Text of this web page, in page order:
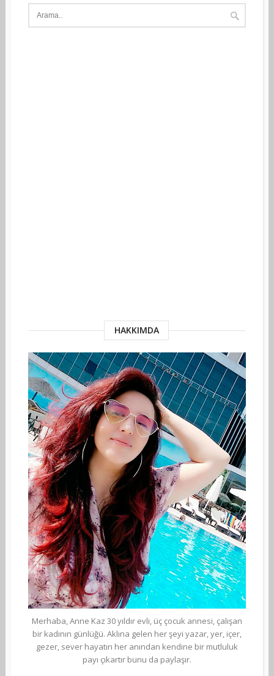
HAKKIMDA
Merhaba, Anne Kaz 30 yıldır evli, üç çocuk annesi, çalışan
bir kadının günlüğü. Aklına gelen her şeyi yazar, yer, içer,
gezer, sever hayatın her anından kendine bir mutluluk
payı çıkartır bunu da paylaşır.